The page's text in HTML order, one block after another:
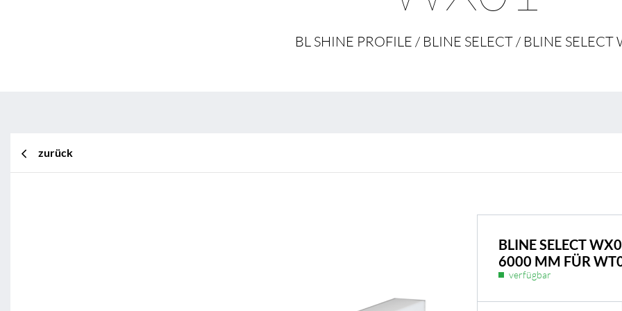
BL Shine Netzteile
BL Netzteile Basic
BL Interieur
BL SHINE PROFILE / BLINE SELECT / BLINE SELECT
zurück
BLINE SELECT
6000 MM FÜR
verfügbar